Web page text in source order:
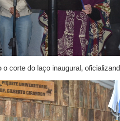
o corte do laço inaugural,